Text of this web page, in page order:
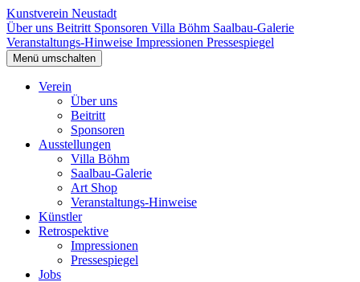
Kunstverein Neustadt
Über uns Beitritt Sponsoren Villa Böhm Saalbau-Galerie
Veranstaltungs-Hinweise Impressionen Pressespiegel
Menü umschalten
Verein
Über uns
Beitritt
Sponsoren
Ausstellungen
Villa Böhm
Saalbau-Galerie
Art Shop
Veranstaltungs-Hinweise
Künstler
Retrospektive
Impressionen
Pressespiegel
Jobs